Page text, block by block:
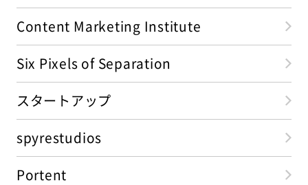
Content Marketing Institute
Six Pixels of Separation
スタートアップ
spyrestudios
Portent